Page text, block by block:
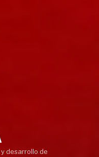
desarrollo de